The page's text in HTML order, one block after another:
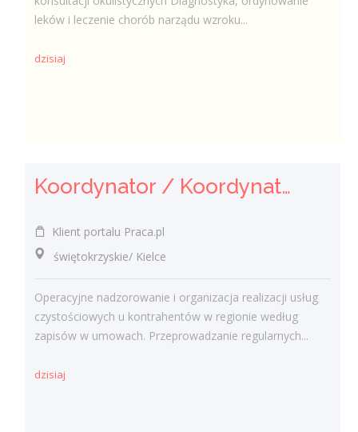
leków i leczenie chorób narządu wzroku...
dzisiaj
Koordynator / Koordynatorka Usług Serwisowych i Zespołów Terenowych
Klient portalu Praca.pl
świętokrzyskie/ Kielce
Operacyjne nadzorowanie i organizacja realizacji usług
czystościowych u kontrahentów w regionie według
zapisów w umowach. Przeprowadzanie regularnych...
dzisiaj